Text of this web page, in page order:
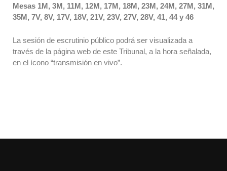
Mesas 1M, 3M, 11M, 12M, 17M, 18M, 23M, 24M, 27M, 31M,
35M, 7V, 8V, 17V, 18V, 21V, 23V, 27V, 28V, 41, 44 y 46
La sesión de escrutinio público podrá ser visualizada a
través de la página web de este Tribunal, a la hora señalada,
en el ícono “transmisión en vivo”.